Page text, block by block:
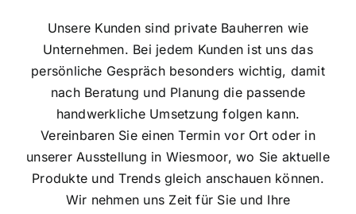
Unsere Kunden sind private Bauherren wie
Unternehmen. Bei jedem Kunden ist uns das
persönliche Gespräch besonders wichtig, damit
nach Beratung und Planung die passende
handwerkliche Umsetzung folgen kann.
Vereinbaren Sie einen Termin vor Ort oder in
unserer Ausstellung in Wiesmoor, wo Sie aktuelle
Produkte und Trends gleich anschauen können.
Wir nehmen uns Zeit für Sie und Ihre